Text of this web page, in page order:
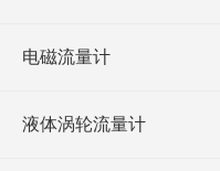
电磁流量计
液体涡轮流量计